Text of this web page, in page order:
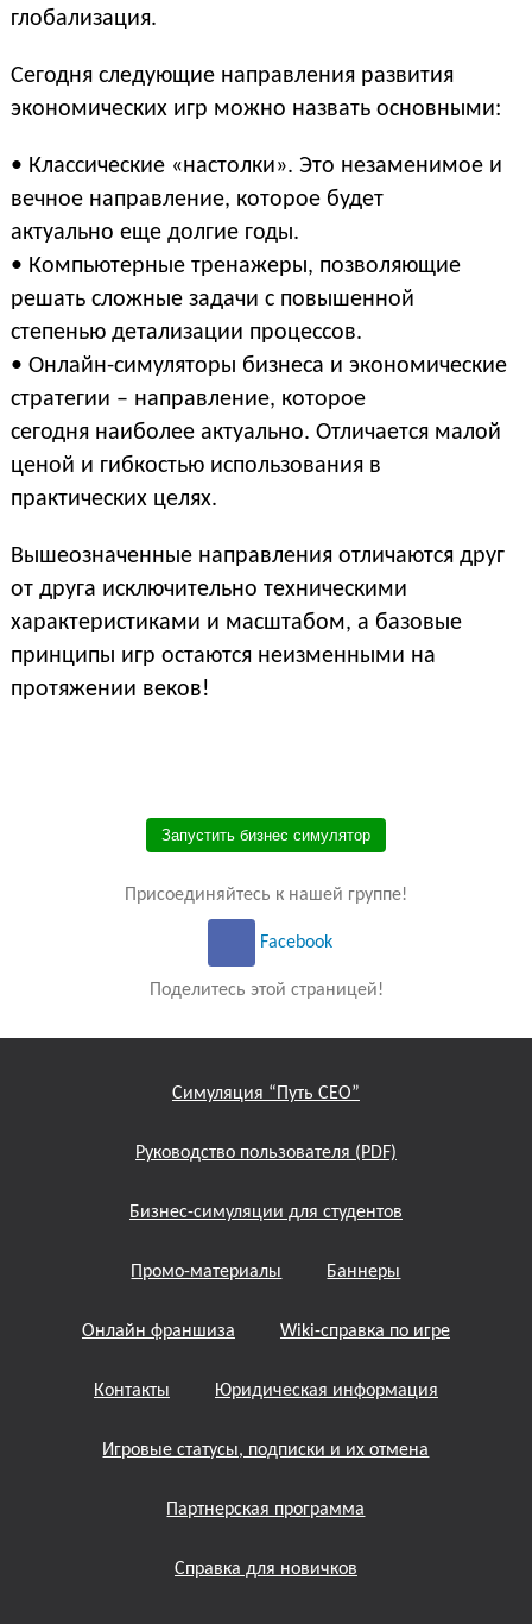
глобализация.
Сегодня следующие направления развития
экономических игр можно назвать основными:
• Классические «настолки». Это незаменимое и
вечное направление, которое будет
актуально еще долгие годы.
• Компьютерные тренажеры, позволяющие
решать сложные задачи с повышенной
степенью детализации процессов.
• Онлайн-симуляторы бизнеса и экономические
стратегии – направление, которое
сегодня наиболее актуально. Отличается малой
ценой и гибкостью использования в
практических целях.
Вышеозначенные направления отличаются друг
от друга исключительно техническими
характеристиками и масштабом, а базовые
принципы игр остаются неизменными на
протяжении веков!
Запустить бизнес симулятор
Присоединяйтесь к нашей группе!
Facebook
Поделитесь этой страницей!
Симуляция “Путь СЕО”
Руководство пользователя (PDF)
Бизнес-симуляции для студентов
Промо-материалы Баннеры
Онлайн франшиза Wiki-справка по игре
Контакты Юридическая информация
Игровые статусы, подписки и их отмена
Партнерская программа
Справка для новичков